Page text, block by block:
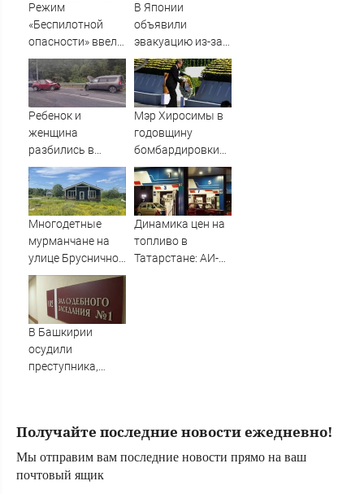
Режим
«Беспилотной
опасности» ввели
в Башкирии 6
августа
В Японии
объявили
эвакуацию из-за
приближения
мощного тайфуна
Ребенок и
женщина
разбились в
аварии в
Приладожье
Мэр Хиросимы в
годовщину
бомбардировки
ни разу не
упомянул США в
речи
Многодетные
мурманчане на
улице Брусничной
ждут
электричества 11
Динамика цен на
топливо в
Татарстане: АИ-92
В Башкирии
осудили
преступника,
Получайте последние новости ежедневно!
Мы отправим вам последние новости прямо на ваш
почтовый ящик